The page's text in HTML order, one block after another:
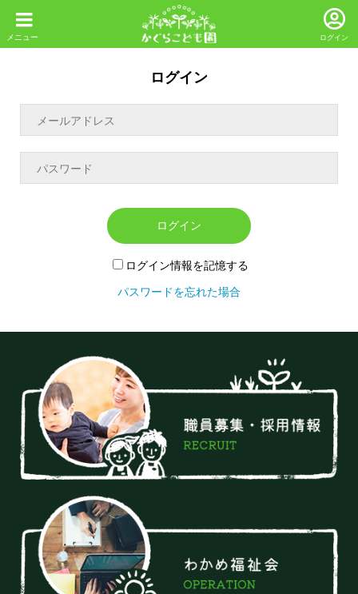
ログイン
ログイン
ログイン
ログイン情報を記憶する
パスワードを忘れた場合